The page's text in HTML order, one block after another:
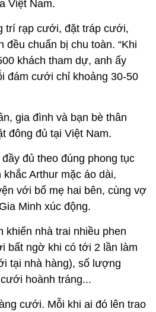
Việt Nam.
trí rạp cưới, đặt tráp cưới,
đều chuẩn bị chu toàn. “Khi
khách tham dự, anh ấy
đám cưới chỉ khoảng 30-50
gia đình và bạn bè thân
đông đủ tại Việt Nam.
đủ theo đúng phong tục
Arthur mặc áo dài,
với bố mẹ hai bên, cùng vợ
Minh xúc động.
nhà trai nhiều phen
bất ngờ khi có tới 2 lần làm
tại nhà hàng), số lượng
hoành tráng...
cưới. Mỗi khi ai đó lên trao